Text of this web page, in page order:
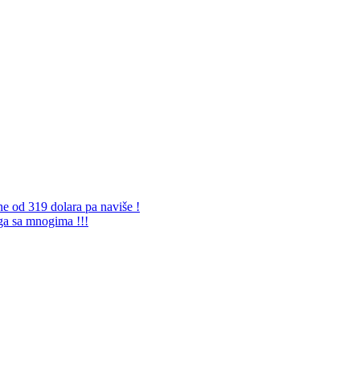
od 319 dolara pa naviše !
sa mnogima !!!